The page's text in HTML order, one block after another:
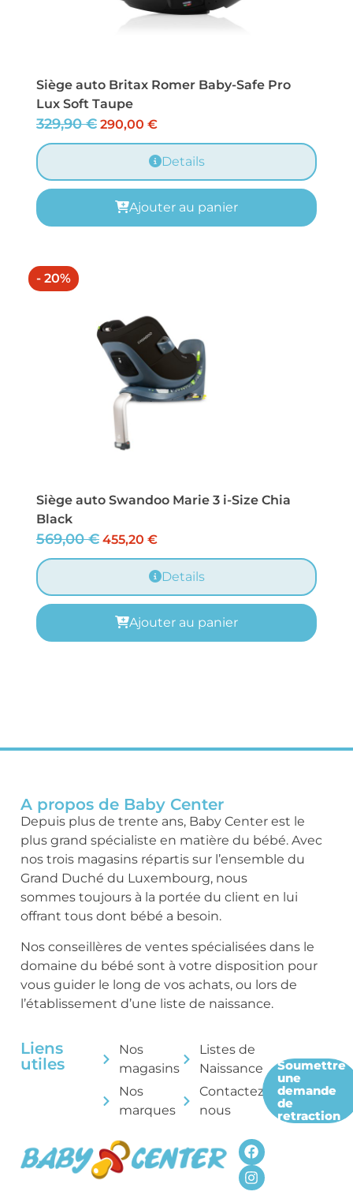
Siège auto Britax Romer Baby-Safe Pro
Lux Soft Taupe
329,90€ 290,00 €
Details
Ajouter au panier
- 20%
Siège auto Swandoo Marie 3 i-Size Chia
Black
569,00€ 455,20 €
Details
Ajouter au panier
A propos de Baby Center
Depuis plus de trente ans, Baby Center est le
plus grand spécialiste en matière du bébé. Avec
nos trois magasins répartis sur l’ensemble du
Grand Duché du Luxembourg, nous
sommes toujours à la portée du client en lui
offrant tous dont bébé a besoin.
Nos conseillères de ventes spécialisées dans le
domaine du bébé sont à votre disposition pour
vous guider le long de vos achats, ou lors de
l’établissement d’une liste de naissance.
Liens
utiles
Nos
magasins
Nos
marques
Listes de
Naissance
Contactez-
nous
Soumettre
une
demande
de
retraction